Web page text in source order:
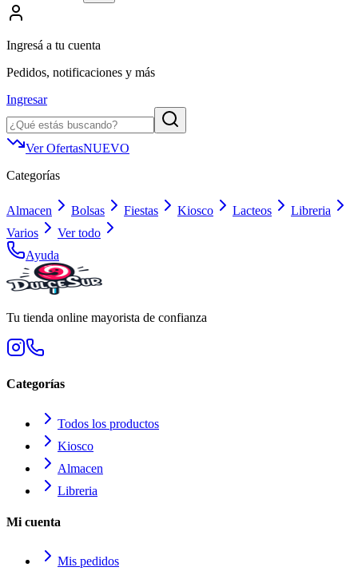
Ingresá a tu cuenta
Pedidos, notificaciones y más
Ingresar
Ver OfertasNUEVO
Categorías
Almacen Bolsas Fiestas Kiosco Lacteos
Libreria
Varios
Ver todo
Ayuda
Tu tienda online mayorista de confianza
Categorías
Todos los productos
Kiosco
Almacen
Libreria
Mi cuenta
Mis pedidos